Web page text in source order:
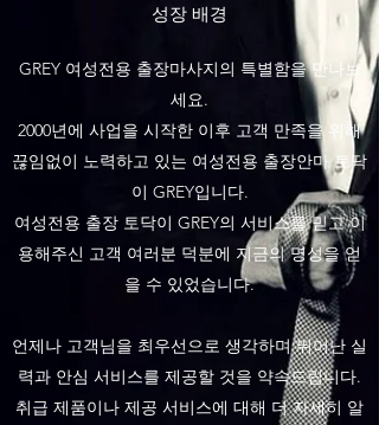
성장 배경
GREY 여성전용 출장마사지의 특별함을 만나보
세요.
2000년에 사업을 시작한 이후 고객 만족을 위해
끊임없이 노력하고 있는 여성전용 출장안마 토닥
이 GREY입니다.
여성전용 출장 토닥이 GREY의 서비스를 믿고 이
용해주신 고객 여러분 덕분에 지금의 명성을 얻
을 수 있었습니다.
언제나 고객님을 최우선으로 생각하며 뛰어난 실
력과 안심 서비스를 제공할 것을 약속드립니다.
취급 제품이나 제공 서비스에 대해 더 자세히 알